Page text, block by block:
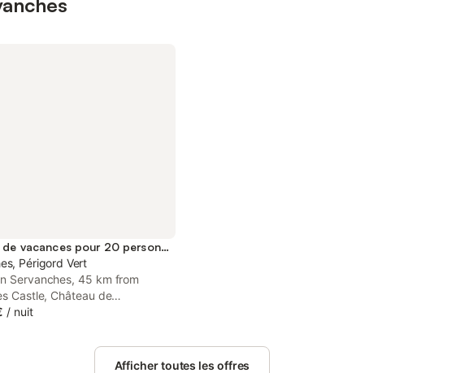
Location de vacances pour 20 personnes
Périgord Vert
Servanches, 45 km from
Castle, Château de
- Gîtes 20 personnes -
to a garden. This property
to a terrace, free private
/ nuit
Afficher toutes les offres